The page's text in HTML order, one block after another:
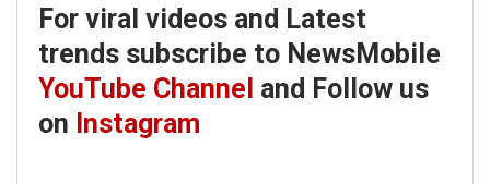
For viral videos and Latest
trends subscribe to NewsMobile
YouTube Channel and Follow us
on Instagram